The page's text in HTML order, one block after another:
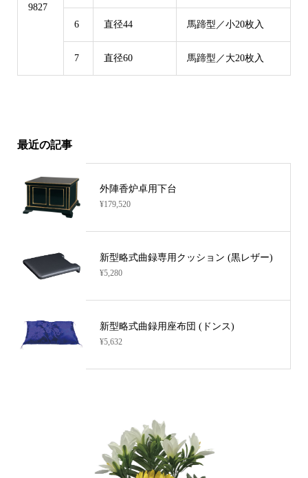
9827
6 直径44 馬蹄型／小20枚入
7 直径60 馬蹄型／大20枚入
最近の記事
外陣香炉卓用下台
¥179,520
新型略式曲録専用クッション (黒レザー)
¥5,280
新型略式曲録用座布団 (ドンス)
¥5,632